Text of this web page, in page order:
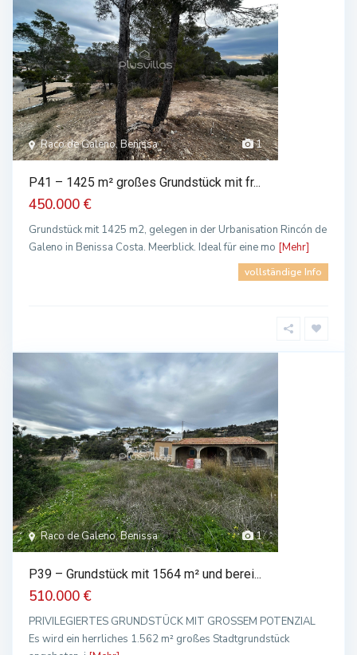
1
Raco de Galeno, Benissa
P41 – 1425 m² großes Grundstück mit fr...
450.000 €
Grundstück mit 1425 m2, gelegen in der Urbanisation Rincón de
Galeno in Benissa Costa. Meerblick. Ideal für eine mo [Mehr]
vollständige Info
1
Raco de Galeno, Benissa
P39 – Grundstück mit 1564 m² und berei...
510.000 €
PRIVILEGIERTES GRUNDSTÜCK MIT GROSSEM POTENZIAL
Es wird ein herrliches 1.562 m² großes Stadtgrundstück